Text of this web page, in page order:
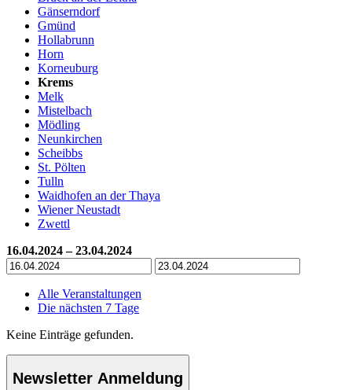
Gänserndorf
Gmünd
Hollabrunn
Horn
Korneuburg
Krems
Melk
Mistelbach
Mödling
Neunkirchen
Scheibbs
St. Pölten
Tulln
Waidhofen an der Thaya
Wiener Neustadt
Zwettl
16.04.2024 – 23.04.2024
Alle Veranstaltungen
Die nächsten 7 Tage
Keine Einträge gefunden.
Newsletter Anmeldung